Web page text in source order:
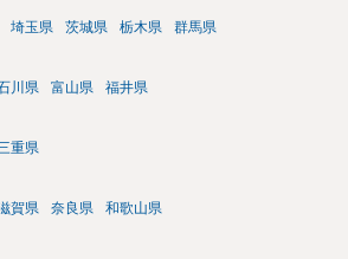
埼玉県 茨城県 栃木県 群馬県
川県 富山県 福井県
重県
賀県 奈良県 和歌山県